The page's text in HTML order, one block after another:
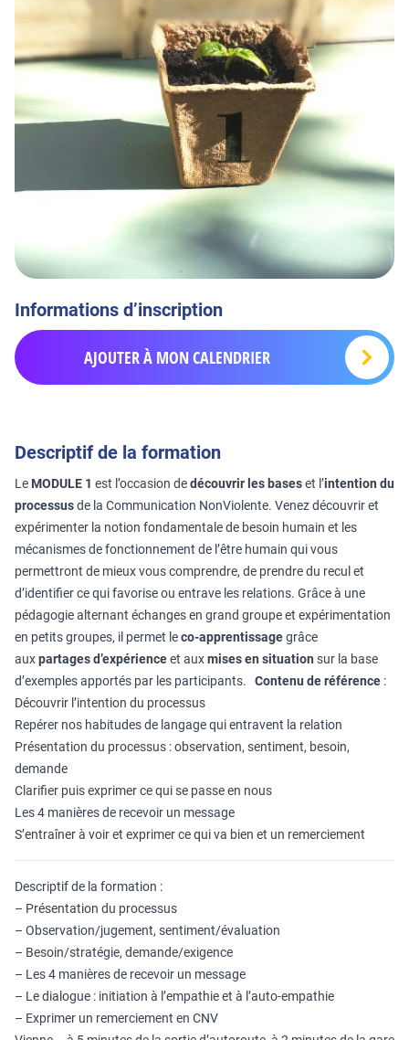
Informations d’inscription
AJOUTER À MON CALENDRIER
Descriptif de la formation
Le MODULE 1 est l’occasion dedécouvrir les baseset l’intention du
processusde la Communication NonViolente. Venez découvrir et
expérimenter la notion fondamentale de besoin humain et les
mécanismes de fonctionnement de l’être humain qui vous
permettront de mieux vous comprendre, de prendre du recul et
d’identifier ce qui favorise ou entrave les relations. Grâce à une
pédagogie alternant échanges en grand groupe et expérimentation
en petits groupes, il permet leco-apprentissagegrâce
auxpartages d’expérienceet auxmises en situation sur la base
d’exemples apportés par les participants. Contenu de référence :
Découvrir l’intention du processus
Repérer nos habitudes de langage qui entravent la relation
Présentation du processus : observation, sentiment, besoin,
demande
Clarifier puis exprimer ce qui se passe en nous
Les 4 manières de recevoir un message
S’entraîner à voir et exprimer ce qui va bien et un remerciement
Descriptif de la formation :
– Présentation du processus
– Observation/jugement, sentiment/évaluation
– Besoin/stratégie, demande/exigence
– Les 4 manières de recevoir un message
– Le dialogue : initiation à l’empathie et à l’auto-empathie
– Exprimer un remerciement en CNV